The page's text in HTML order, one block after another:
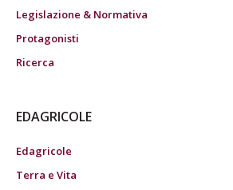
Legislazione & Normativa
Protagonisti
Ricerca
EDAGRICOLE
Edagricole
Terra e Vita